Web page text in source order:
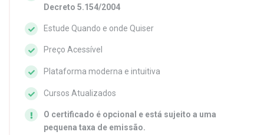
Decreto 5.154/2004
Estude Quando e onde Quiser
Preço Acessível
Plataforma moderna e intuitiva
Cursos Atualizados
O certificado é opcional e está sujeito a uma
pequena taxa de emissão.